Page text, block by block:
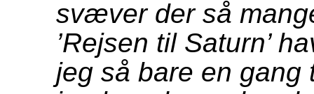
svæver der så
’Rejsen til Saturn’
jeg så bare en gang